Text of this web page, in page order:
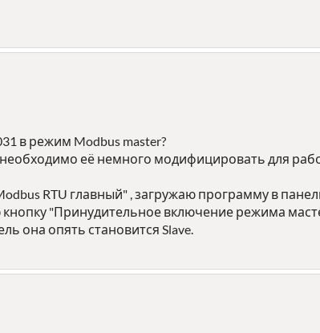
в режим Modbus master?
её немного модифицировать для
RTU главный" , загружаю программу в
"Принудительное включение режима
она опять становится Slave.